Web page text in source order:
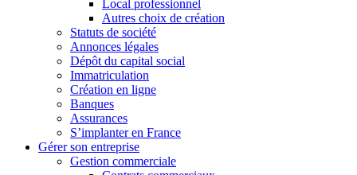
Local professionnel
Autres choix de création
Statuts de société
Annonces légales
Dépôt du capital social
Immatriculation
Création en ligne
Banques
Assurances
S’implanter en France
Gérer son entreprise
Gestion commerciale